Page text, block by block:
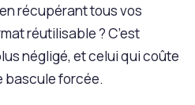
récupérant tous vos
réutilisable ? C’est
négligé, et celui qui coûte
bascule forcée.